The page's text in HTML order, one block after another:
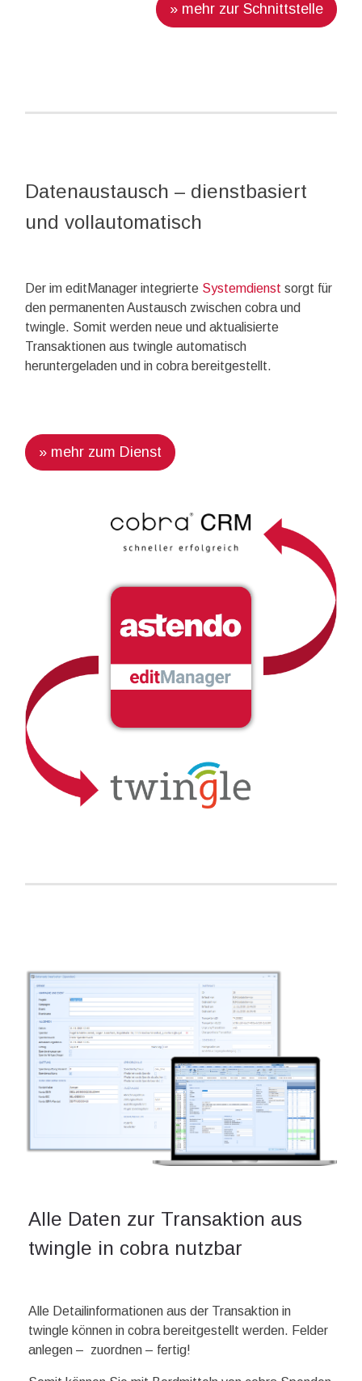
» mehr zur Schnittstelle
Datenaustausch – dienstbasiert
und vollautomatisch
Der im editManager integrierte Systemdienst sorgt für
den permanenten Austausch zwischen cobra und
twingle. Somit werden neue und aktualisierte
Transaktionen aus twingle automatisch
heruntergeladen und in cobra bereitgestellt.
» mehr zum Dienst
Alle Daten zur Transaktion aus
twingle in cobra nutzbar
Alle Detailinformationen aus der Transaktion in
twingle können in cobra bereitgestellt werden. Felder
anlegen – zuordnen – fertig!